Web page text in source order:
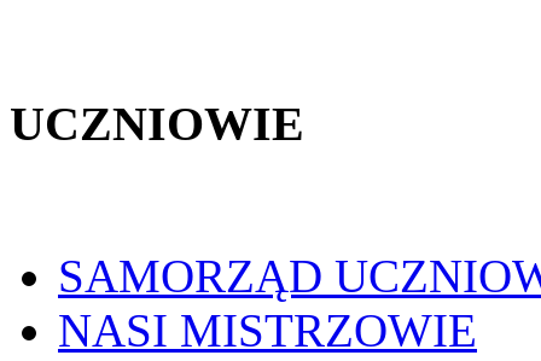
UCZNIOWIE
SAMORZĄD
NASI MISTRZOWIE